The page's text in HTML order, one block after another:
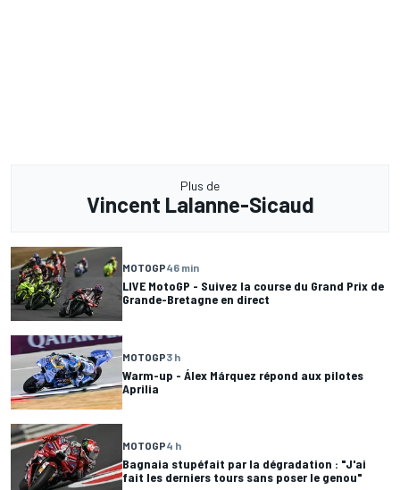
Plus de
Vincent Lalanne-Sicaud
MOTOGP46 min
LIVE MotoGP - Suivez la course du Grand Prix de
Grande-Bretagne en direct
MOTOGP3 h
Warm-up - Álex Márquez répond aux pilotes
Aprilia
MOTOGP4 h
Bagnaia stupéfait par la dégradation : "J'ai
fait les derniers tours sans poser le genou"